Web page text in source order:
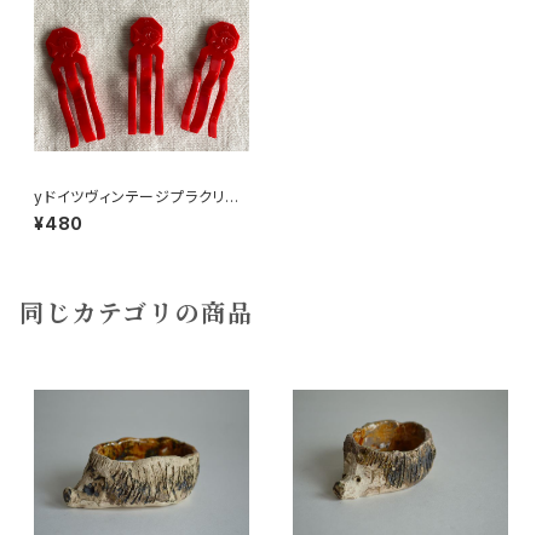
yドイツヴィンテージプラクリッ
プ3個お魚205
¥480
同じカテゴリの商品